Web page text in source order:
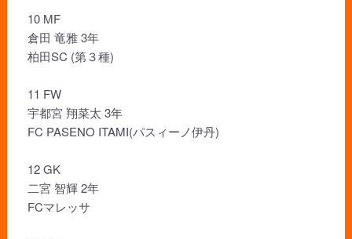
10 MF
倉田 竜雅 3年
柏田SC (第３種)
11 FW
宇都宮 翔菜太 3年
FC PASENO ITAMI(パスィーノ伊丹)
12 GK
二宮 智輝 2年
FCマレッサ